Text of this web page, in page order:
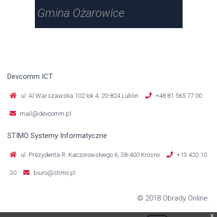
Gmina Ożarowice
Devcomm ICT
ul. Al.Warszawska 102 lok.4, 20-824 Lublin +48 81 565 77 00
mail@devcomm.pl
STIMO Systemy Informatyczne
ul. Prezydenta R. Kaczorowskiego 6, 38-400 Krosno +13 420 10
30 biuro@stimo.pl
© 2018 Obrady Online.
x